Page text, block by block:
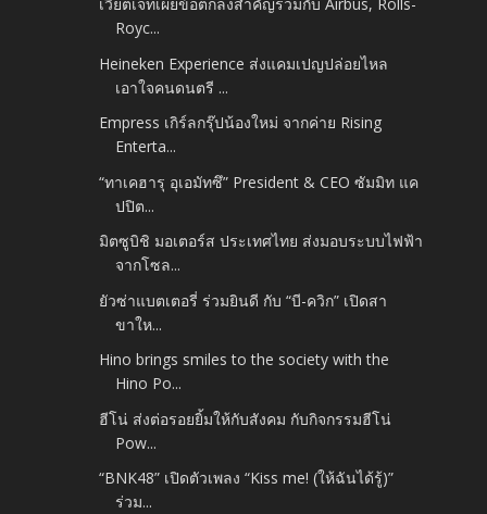
เวียตเจ็ทเผยข้อตกลงสำคัญร่วมกับ Airbus, Rolls-
Royc...
Heineken Experience ส่งแคมเปญปล่อยไหล
เอาใจคนดนตรี ...
Empress เกิร์ลกรุ๊ปน้องใหม่ จากค่าย Rising
Enterta...
“ทาเคฮารุ อุเอมัทซึ” President & CEO ซัมมิท แค
ปปิต...
มิตซูบิชิ มอเตอร์ส ประเทศไทย ส่งมอบระบบไฟฟ้า
จากโซล...
ยัวซ่าแบตเตอรี่ ร่วมยินดี กับ “บี-ควิก” เปิดสา
ขาให...
Hino brings smiles to the society with the
Hino Po...
ฮีโน่ ส่งต่อรอยยิ้มให้กับสังคม กับกิจกรรมฮีโน่
Pow...
“BNK48” เปิดตัวเพลง “Kiss me! (ให้ฉันได้รู้)”
ร่วม...